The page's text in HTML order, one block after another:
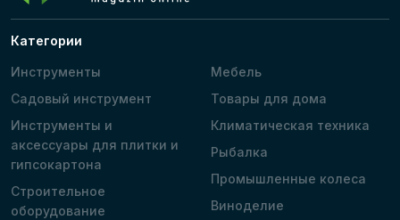
Категории
Инструменты
Садовый инструмент
Инструменты и
аксессуары для плитки и
гипсокартона
Строительное
оборудование
Мебель
Товары для дома
Климатическая техника
Рыбалка
Промышленные колеса
Виноделие